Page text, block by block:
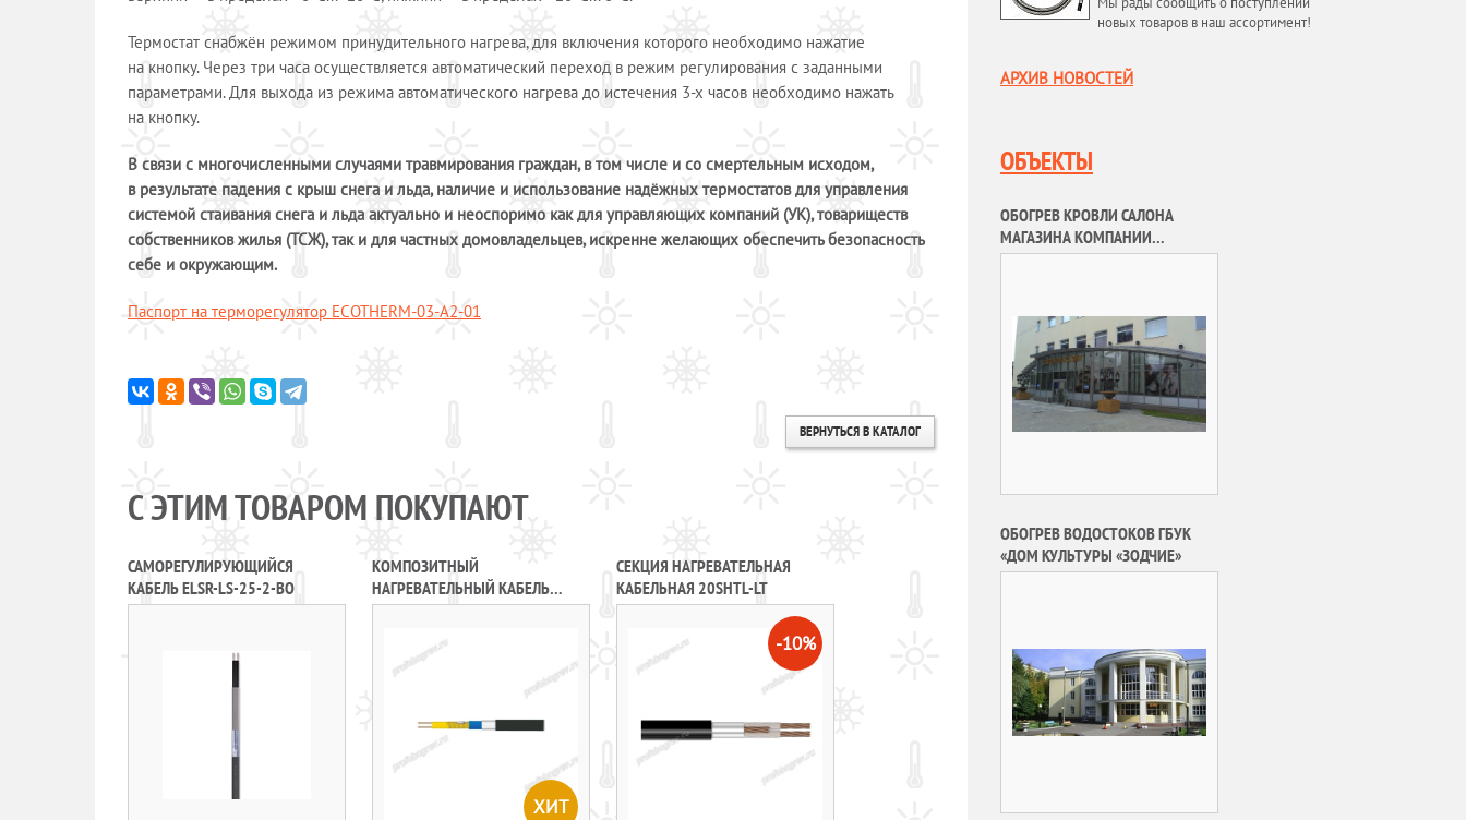
Термостат снабжён режимом принудительного нагрева, для включения которого необходимо нажатие
на кнопку. Через три часа осуществляется автоматический переход в режим регулирования с заданными
параметрами. Для выхода из режима автоматического нагрева до истечения 3-х часов необходимо нажать
на кнопку.
В связи с многочисленными случаями травмирования граждан, в том числе и со смертельным исходом,
в результате падения с крыш снега и льда, наличие и использование надёжных термостатов для управления
системой стаивания снега и льда актуально и неоспоримо как для управляющих компаний (УК), товариществ
собственников жилья (ТСЖ), так и для частных домовладельцев, искренне желающих обеспечить безопасность
себе и окружающим.
Паспорт на терморегулятор ECOTHERM-03-A2-01
ВЕРНУТЬСЯ В КАТАЛОГ
С ЭТИМ ТОВАРОМ ПОКУПАЮТ
САМОРЕГУЛИРУЮЩИЙСЯ
КАБЕЛЬ ELSR-LS-25-2-BO
КОМПОЗИТНЫЙ
НАГРЕВАТЕЛЬНЫЙ КАБЕЛЬ
KHX30-CR
ХИТ
СЕКЦИЯ НАГРЕВАТЕЛЬНАЯ
КАБЕЛЬНАЯ 20SHTL-LT
-10%
новых товаров в наш ассортимент!
АРХИВ НОВОСТЕЙ
ОБЪЕКТЫ
ОБОГРЕВ КРОВЛИ САЛОНА
МАГАЗИНА КОМПАНИИ
«РУССКИЙ МЕХ»
ОБОГРЕВ ВОДОСТОКОВ ГБУК
«ДОМ КУЛЬТУРЫ «ЗОДЧИЕ»